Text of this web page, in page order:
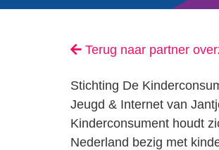
Terug naar partner
Stichting De
Jeugd & Internet van
Kinderconsument houdt
Nederland bezig met